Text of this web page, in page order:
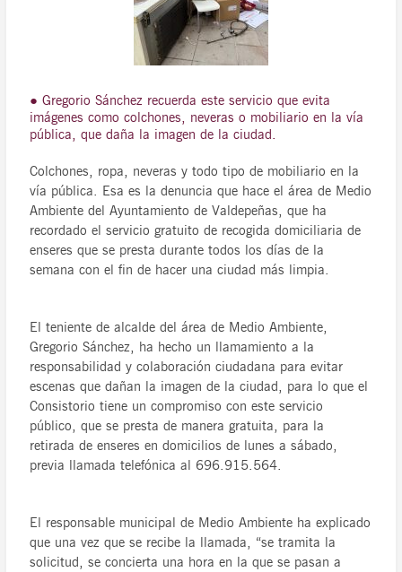
● Gregorio Sánchez recuerda este servicio que evita
imágenes como colchones, neveras o mobiliario en la vía
pública, que daña la imagen de la ciudad.
Colchones, ropa, neveras y todo tipo de mobiliario en la
vía pública. Esa es la denuncia que hace el área de Medio
Ambiente del Ayuntamiento de Valdepeñas, que ha
recordado el servicio gratuito de recogida domiciliaria de
enseres que se presta durante todos los días de la
semana con el fin de hacer una ciudad más limpia.
El teniente de alcalde del área de Medio Ambiente,
Gregorio Sánchez, ha hecho un llamamiento a la
responsabilidad y colaboración ciudadana para evitar
escenas que dañan la imagen de la ciudad, para lo que el
Consistorio tiene un compromiso con este servicio
público, que se presta de manera gratuita, para la
retirada de enseres en domicilios de lunes a sábado,
previa llamada telefónica al 696.915.564.
El responsable municipal de Medio Ambiente ha explicado
que una vez que se recibe la llamada, “se tramita la
solicitud, se concierta una hora en la que se pasan a